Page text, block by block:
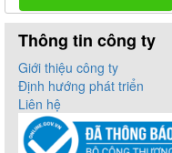
Thông tin công ty
Giới thiệu công ty
Định hướng phát triển
Liên hệ